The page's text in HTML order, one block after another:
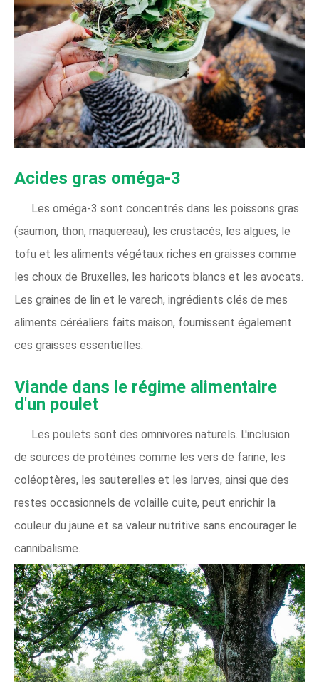
Acides gras oméga‑3
Les oméga-3 sont concentrés dans les poissons gras
(saumon, thon, maquereau), les crustacés, les algues, le
tofu et les aliments végétaux riches en graisses comme
les choux de Bruxelles, les haricots blancs et les avocats.
Les graines de lin et le varech, ingrédients clés de mes
aliments céréaliers faits maison, fournissent également
ces graisses essentielles.
Viande dans le régime alimentaire
d'un poulet
Les poulets sont des omnivores naturels. L'inclusion
de sources de protéines comme les vers de farine, les
coléoptères, les sauterelles et les larves, ainsi que des
restes occasionnels de volaille cuite, peut enrichir la
couleur du jaune et sa valeur nutritive sans encourager le
cannibalisme.